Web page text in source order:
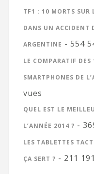
TF1 : 10 MORTS SUR
DANS UN ACCIDENT
ARGENTINE - 554
LE COMPARATIF DES
SMARTPHONES DE
vues
QUEL EST LE
L’ANNÉE 2014 ? -
LES TABLETTES
ÇA SERT ? - 211